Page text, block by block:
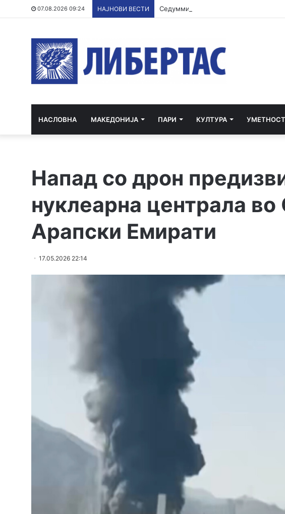
07.08.2026 09:24 НАЈНОВИ ВЕСТИ Седуммина убиени во пукањето во
НАСЛОВНА МАКЕДОНИЈА ПАРИ КУЛТУРА УМЕТНОСТ
Напад со дрон
нуклеарна централа
Арапски Емирати
17.05.2026 22:14